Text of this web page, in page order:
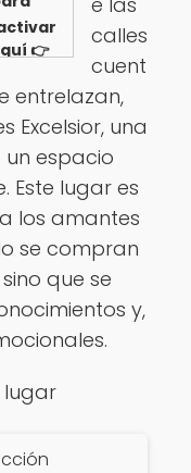
👉
calles
cuent
entrelazan,
Excelsior, una
espacio
Este lugar es
los amantes
se compran
que se
y,
lugar